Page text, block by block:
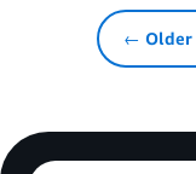
← Older